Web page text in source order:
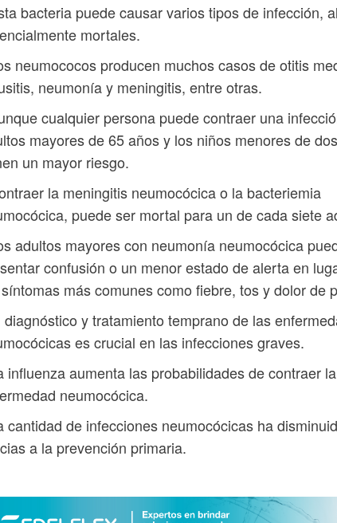
bacteria puede causar varios tipos de infección,
mortales.
neumococos producen muchos casos de otitis
neumonía y meningitis, entre otras.
cualquier persona puede contraer una
mayores de 65 años y los niños menores de
un mayor riesgo.
la meningitis neumocócica o la bacteriemia
puede ser mortal para un de cada siete
adultos mayores con neumonía neumocócica
confusión o un menor estado de alerta en
más comunes como fiebre, tos y dolor de
diagnóstico y tratamiento temprano de las
es crucial en las infecciones graves.
influenza aumenta las probabilidades de contraer la
neumocócica.
cantidad de infecciones neumocócicas ha
a la prevención primaria.